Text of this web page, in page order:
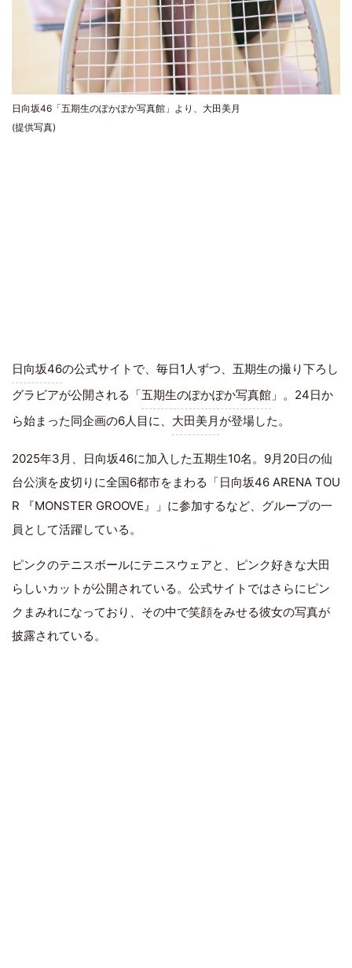
日向坂46「五期生のぽかぽか写真館」より、大田美月
(提供写真)
日向坂46の公式サイトで、毎日1人ずつ、五期生の撮り下ろし
グラビアが公開される「五期生のぽかぽか写真館 」。24日か
ら始まった同企画の6人目に、 大田美月 が登場した。
2025年3月、日向坂46に加入した五期生10名。9月20日の仙
台公演を皮切りに全国6都市をまわる「日向坂46 ARENA TOU
R 『MONSTER GROOVE』」に参加するなど、グループの一
員として活躍している。
ピンクのテニスボールにテニスウェアと、ピンク好きな大田
らしいカットが公開されている。公式サイトではさらにピン
クまみれになっており、その中で笑顔をみせる彼女の写真が
披露されている。